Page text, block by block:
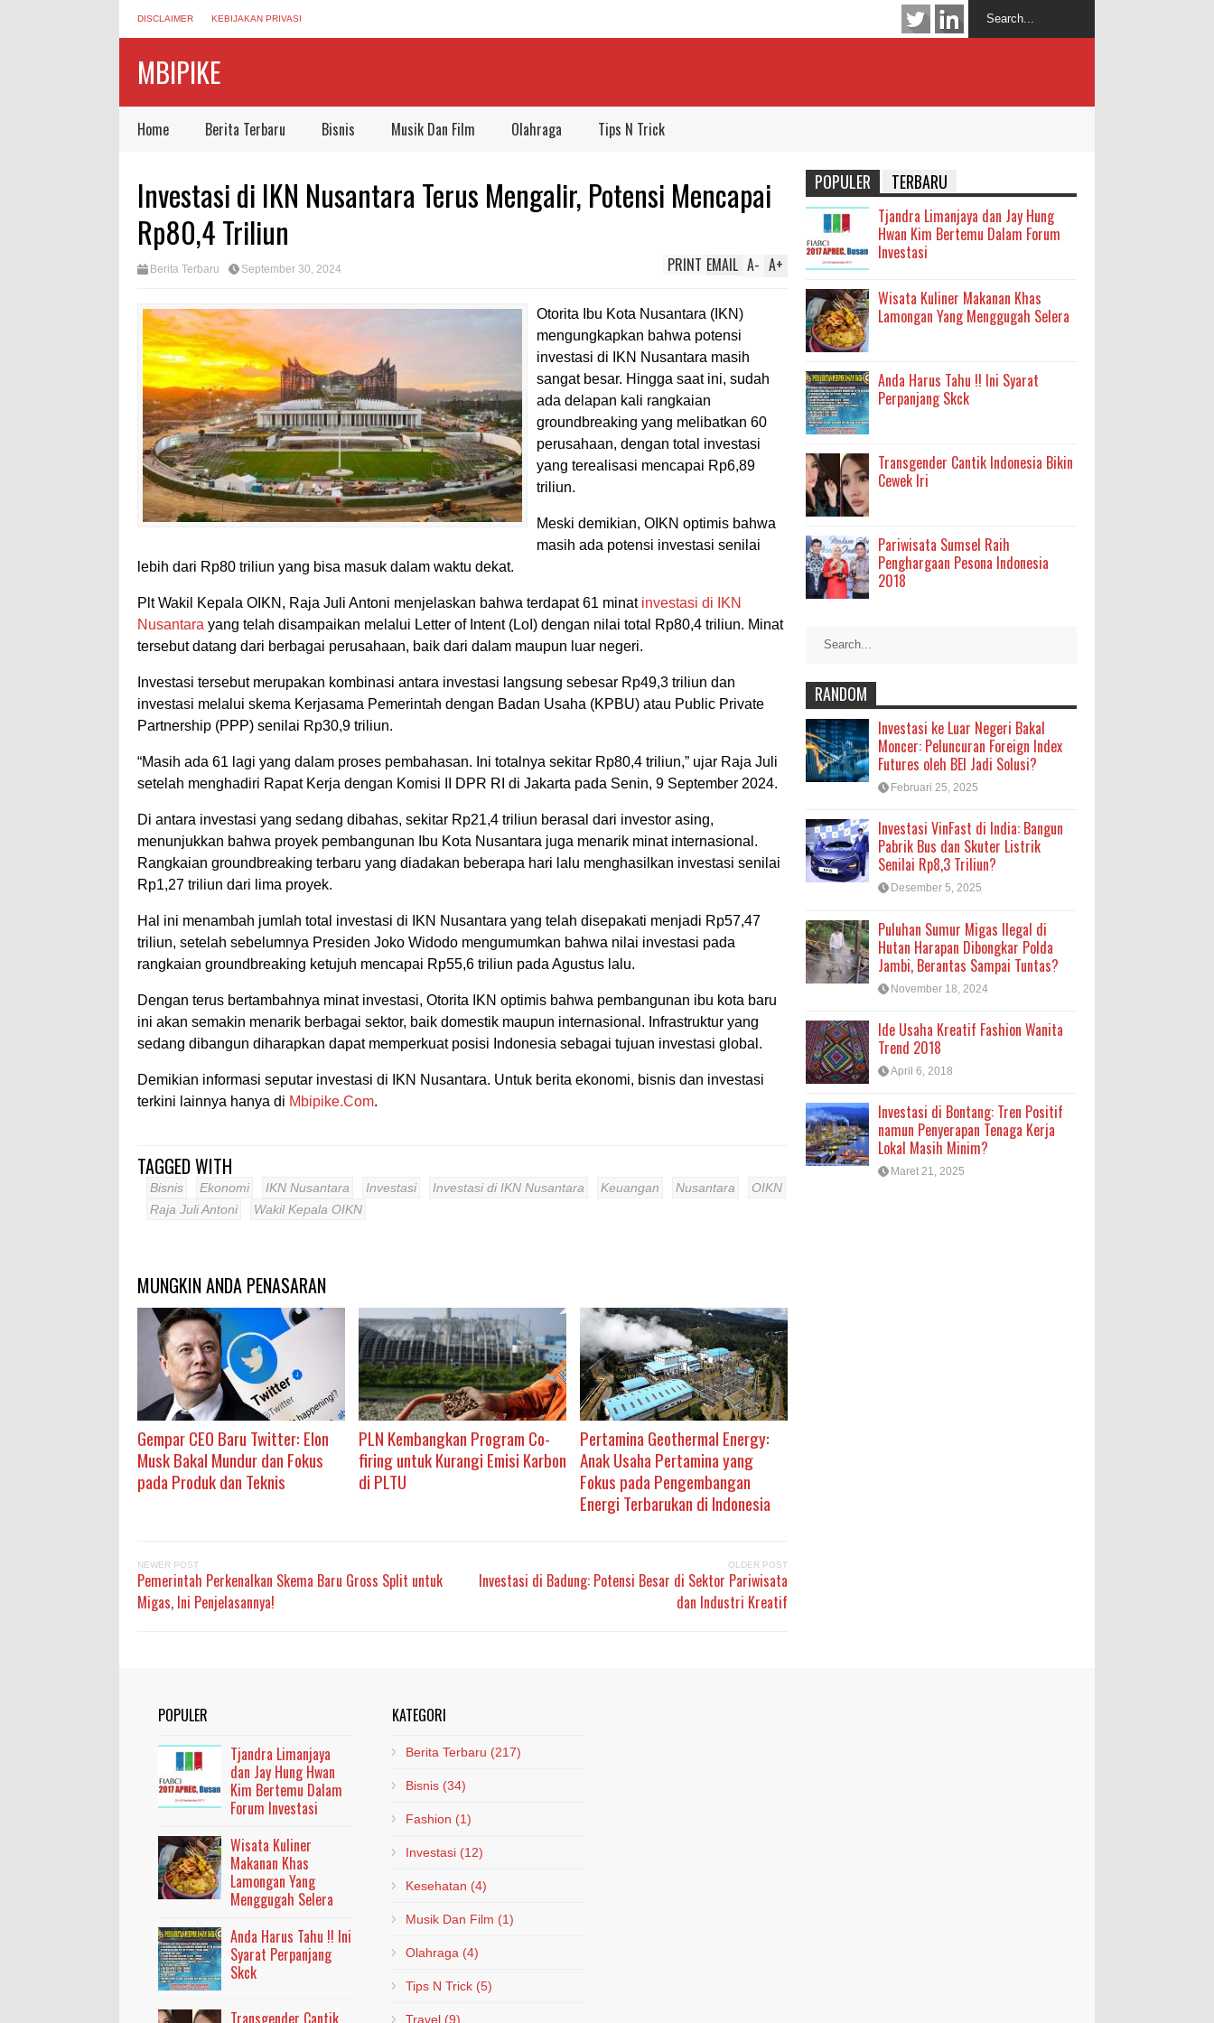
DISCLAIMER KEBIJAKAN PRIVASI
MBIPIKE
Home Berita Terbaru Bisnis Musik Dan Film Olahraga Tips N Trick
Investasi di IKN Nusantara Terus Mengalir, Potensi Mencapai
Rp80,4 Triliun
Berita Terbaru September 30, 2024 A+
A-
EMAIL
PRINT
Otorita Ibu Kota Nusantara (IKN)
mengungkapkan bahwa potensi
investasi di IKN Nusantara masih
sangat besar. Hingga saat ini, sudah
ada delapan kali rangkaian
groundbreaking yang melibatkan 60
perusahaan, dengan total investasi
yang terealisasi mencapai Rp6,89
triliun.
Meski demikian, OIKN optimis bahwa
masih ada potensi investasi senilai
lebih dari Rp80 triliun yang bisa masuk dalam waktu dekat.
Plt Wakil Kepala OIKN, Raja Juli Antoni menjelaskan bahwa terdapat 61 minat investasi di IKN
Nusantara yang telah disampaikan melalui Letter of Intent (LoI) dengan nilai total Rp80,4 triliun. Minat
tersebut datang dari berbagai perusahaan, baik dari dalam maupun luar negeri.
Investasi tersebut merupakan kombinasi antara investasi langsung sebesar Rp49,3 triliun dan
investasi melalui skema Kerjasama Pemerintah dengan Badan Usaha (KPBU) atau Public Private
Partnership (PPP) senilai Rp30,9 triliun.
“Masih ada 61 lagi yang dalam proses pembahasan. Ini totalnya sekitar Rp80,4 triliun,” ujar Raja Juli
setelah menghadiri Rapat Kerja dengan Komisi II DPR RI di Jakarta pada Senin, 9 September 2024.
Di antara investasi yang sedang dibahas, sekitar Rp21,4 triliun berasal dari investor asing,
menunjukkan bahwa proyek pembangunan Ibu Kota Nusantara juga menarik minat internasional.
Rangkaian groundbreaking terbaru yang diadakan beberapa hari lalu menghasilkan investasi senilai
Rp1,27 triliun dari lima proyek.
Hal ini menambah jumlah total investasi di IKN Nusantara yang telah disepakati menjadi Rp57,47
triliun, setelah sebelumnya Presiden Joko Widodo mengumumkan bahwa nilai investasi pada
rangkaian groundbreaking ketujuh mencapai Rp55,6 triliun pada Agustus lalu.
Dengan terus bertambahnya minat investasi, Otorita IKN optimis bahwa pembangunan ibu kota baru
ini akan semakin menarik berbagai sektor, baik domestik maupun internasional. Infrastruktur yang
sedang dibangun diharapkan dapat memperkuat posisi Indonesia sebagai tujuan investasi global.
Demikian informasi seputar investasi di IKN Nusantara. Untuk berita ekonomi, bisnis dan investasi
terkini lainnya hanya di Mbipike.Com.
TAGGED WITH
Bisnis Ekonomi IKN Nusantara Investasi Investasi di IKN Nusantara Keuangan Nusantara
OIKN
Raja Juli Antoni
Wakil Kepala OIKN
MUNGKIN ANDA PENASARAN
Gempar CEO Baru Twitter: Elon
Musk Bakal Mundur dan Fokus
pada Produk dan Teknis
PLN Kembangkan Program Co-
firing untuk Kurangi Emisi Karbon
di PLTU
Pertamina Geothermal Energy:
Anak Usaha Pertamina yang
Fokus pada Pengembangan
Energi Terbarukan di Indonesia
NEWER POST
Pemerintah Perkenalkan Skema Baru Gross Split untuk
Migas, Ini Penjelasannya!
OLDER POST
Investasi di Badung: Potensi Besar di Sektor Pariwisata
dan Industri Kreatif
POPULER TERBARU
Tjandra Limanjaya dan Jay Hung
Hwan Kim Bertemu Dalam Forum
Investasi
Wisata Kuliner Makanan Khas
Lamongan Yang Menggugah Selera
Anda Harus Tahu !! Ini Syarat
Perpanjang Skck
Transgender Cantik Indonesia Bikin
Cewek Iri
Pariwisata Sumsel Raih
Penghargaan Pesona Indonesia
2018
RANDOM
Investasi ke Luar Negeri Bakal
Moncer: Peluncuran Foreign Index
Futures oleh BEI Jadi Solusi?
Februari 25, 2025
Investasi VinFast di India: Bangun
Pabrik Bus dan Skuter Listrik
Senilai Rp8,3 Triliun?
Desember 5, 2025
Puluhan Sumur Migas Ilegal di
Hutan Harapan Dibongkar Polda
Jambi, Berantas Sampai Tuntas?
November 18, 2024
Ide Usaha Kreatif Fashion Wanita
Trend 2018
April 6, 2018
Investasi di Bontang: Tren Positif
namun Penyerapan Tenaga Kerja
Lokal Masih Minim?
Maret 21, 2025
POPULER
Tjandra Limanjaya
dan Jay Hung Hwan
Kim Bertemu Dalam
Forum Investasi
Wisata Kuliner
Makanan Khas
Lamongan Yang
Menggugah Selera
Anda Harus Tahu !! Ini
Syarat Perpanjang
Skck
Transgender Cantik
KATEGORI
Berita Terbaru (217)
Bisnis (34)
Fashion (1)
Investasi (12)
Kesehatan (4)
Musik Dan Film (1)
Olahraga (4)
Tips N Trick (5)
Travel (9)